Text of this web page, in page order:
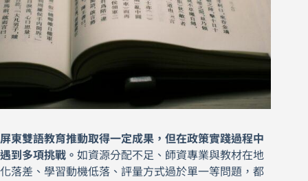
屏東雙語教育推動取得一定成果，但在政策實踐過程中
遇到多項挑戰。 如資源分配不足、師資專業與教材在地
化落差、學習動機低落、評量方式過於單一等問題，都